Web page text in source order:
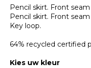
Pencil skirt. Front
Pencil skirt. Front
Key loop.
64% recycled certified
Kies uw kleur